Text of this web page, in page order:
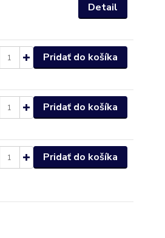
Detail
Pridať do košíka
Pridať do košíka
Pridať do košíka